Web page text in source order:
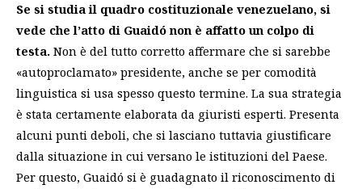
Se si studia il quadro costituzionale venezuelano, si
vede che l’atto di Guaidó non è affatto un colpo di
testa. Non è del tutto corretto affermare che si sarebbe
«autoproclamato» presidente, anche se per comodità
linguistica si usa spesso questo termine. La sua strategia
è stata certamente elaborata da giuristi esperti. Presenta
alcuni punti deboli, che si lasciano tuttavia giustificare
dalla situazione in cui versano le istituzioni del Paese.
Per questo, Guaidó si è guadagnato il riconoscimento di